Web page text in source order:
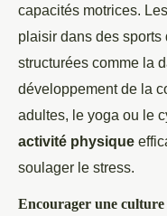
capacités motrices.
plaisir dans des
structurées comme la
développement de la
adultes, le yoga ou le
activité physique
soulager le stress.
Encourager une